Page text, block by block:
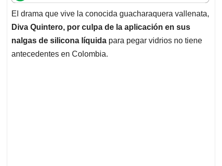
t
s
A
p
p
e
b
o
o
k
k
e
d
I
n
i
l
e
a
d
s
El drama que vive la conocida guacharaquera vallenata,
Diva Quintero, por culpa de la aplicación en sus
nalgas de silicona líquida para pegar vidrios no tiene
antecedentes en Colombia.